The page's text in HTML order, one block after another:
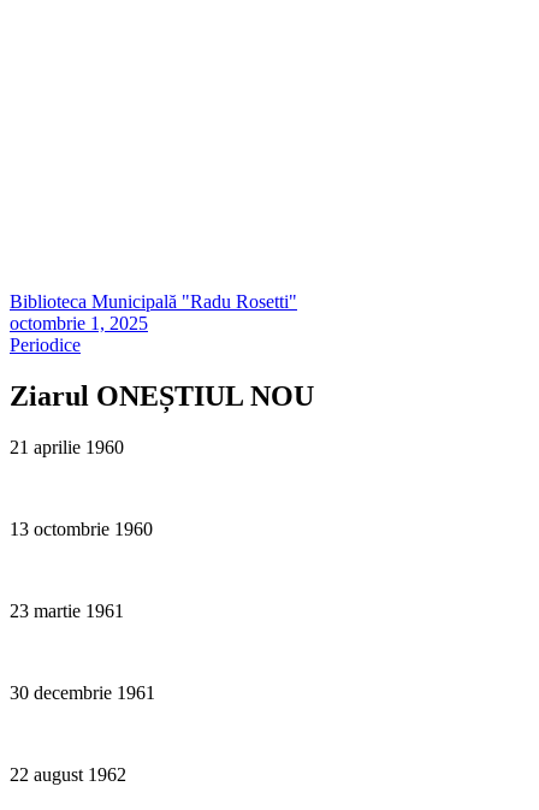
Biblioteca Municipală "Radu Rosetti"
octombrie 1, 2025
Periodice
Ziarul ONEȘTIUL NOU
21 aprilie 1960
13 octombrie 1960
23 martie 1961
30 decembrie 1961
22 august 1962